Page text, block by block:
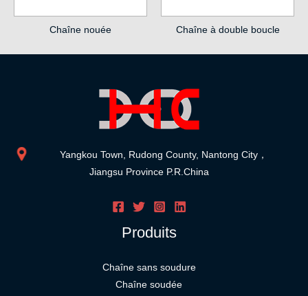
Chaîne nouée Chaîne à double boucle
Yangkou Town, Rudong County, Nantong City，
Jiangsu Province P.R.China
Produits
Chaîne sans soudure
Chaîne soudée